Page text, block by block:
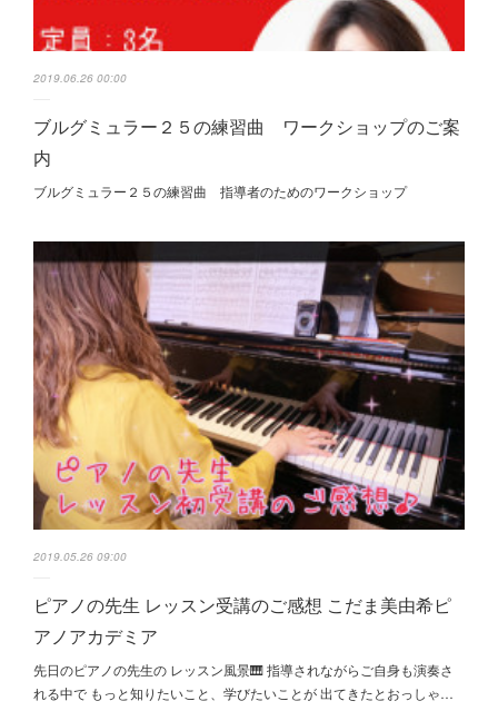
2019.06.26 00:00
ブルグミュラー２５の練習曲 ワークショップのご案
内
ブルグミュラー２５の練習曲 指導者のためのワークショップ
2019.05.26 09:00
ピアノの先生 レッスン受講のご感想 こだま美由希ピ
アノアカデミア
先日のピアノの先生の レッスン風景🎹 指導されながらご自身も演奏さ
れる中で もっと知りたいこと、学びたいことが 出てきたとおっしゃ…